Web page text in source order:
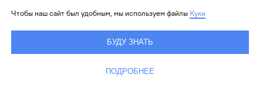
Чтобы наш сайт был удобным, мы используем файлы Куки
БУДУ ЗНАТЬ
ПОДРОБНЕЕ